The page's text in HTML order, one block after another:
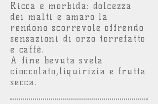
Ricca e morbida: dolcezza
dei malti e amaro la
rendono scorrevole offrendo
sensazioni di orzo torrefatto
e caffè.
A fine bevuta svela
cioccolato,liquirizia e frutta
secca.